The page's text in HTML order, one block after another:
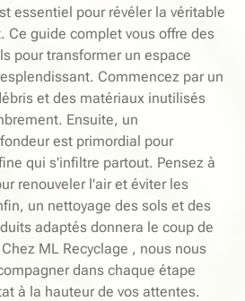
essentiel pour révéler la véritable
Ce guide complet vous offre des
pour transformer un espace
Commencez par un
et des matériaux inutilisés
Ensuite, un
est primordial pour
qui s'infiltre partout. Pensez à
renouveler l'air et éviter les
un nettoyage des sols et des
adaptés donnera le coup de
ML Recyclage , nous nous
dans chaque étape
à la hauteur de vos attentes.